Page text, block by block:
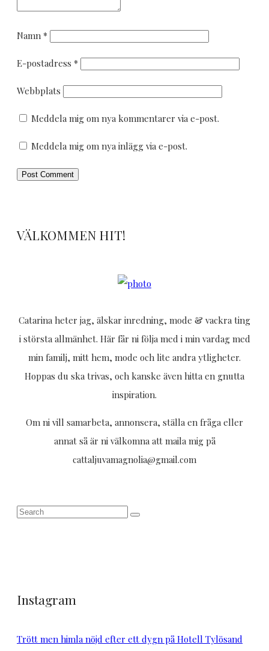
Namn *
E-postadress *
Webbplats
Meddela mig om nya kommentarer via e-post.
Meddela mig om nya inlägg via e-post.
VÄLKOMMEN HIT!
Catarina heter jag, älskar inredning, mode & vackra ting
i största allmänhet. Här får ni följa med i min vardag med
min familj, mitt hem, mode och lite andra ytligheter.
Hoppas du ska trivas, och kanske även hitta en gnutta
inspiration.
Om ni vill samarbeta, annonsera, ställa en fråga eller
annat så är ni välkomna att maila mig på
cattaljuvamagnolia@gmail.com
Instagram
Trött men himla nöjd efter ett dygn på Hotell Tylösand